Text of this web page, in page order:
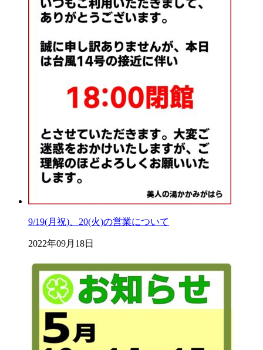
9/19(月祝)、20(火)の営業について
2022年09月18日